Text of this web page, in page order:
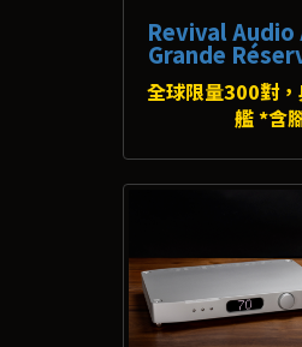
Revival Audio
Grande
全球限量300對
艦 *含